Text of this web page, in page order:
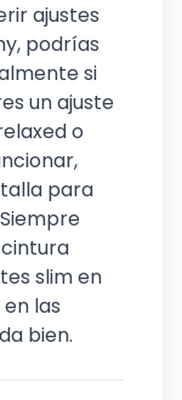
ajustes
podrías
si
un ajuste
o
para
slim en
las
bien.